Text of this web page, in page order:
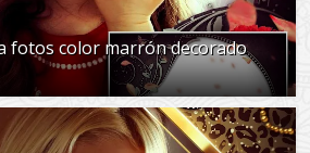
fotos color marrón decorado